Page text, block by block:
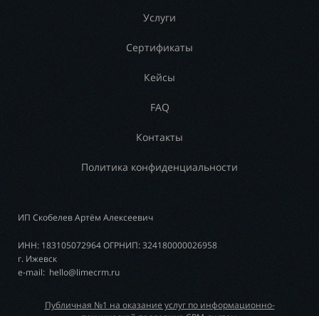
Услуги
Сертификаты
Кейсы
FAQ
Контакты
Политика конфиденциальности
ИП Скобелев Артём Алексеевич
ИНН: 183105072964 ОГРНИП: 324180000026958
г. Ижевск
e-mail: hello@limecrm.ru
Публичная №1 на оказание услуг по информационно-